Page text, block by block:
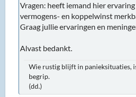
Vragen: heeft iemand hier ervaring
vermogens- en koppelwinst
Graag jullie ervaringen en
Alvast bedankt.
Wie rustig blijft in panieksituaties,
begrip.
(dd.)